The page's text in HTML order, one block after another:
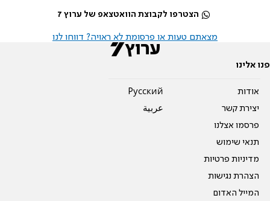
הצטרפו לקבוצת הוואטצאפ של ערוץ 7
מצאתם טעות או פרסומת לא ראויה? דווחו לנו
פנו אלינו
אודות
יצירת קשר
פרסמו אצלנו
תנאי שימוש
מדיניות פרטיות
הצהרת נגישות
המייל האדום
Pусский
عربية